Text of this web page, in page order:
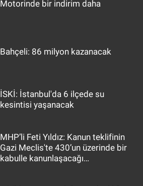
Motorinde bir indirim daha
Bahçeli: 86 milyon kazanacak
İSKİ: İstanbul'da 6 ilçede su
kesintisi yaşanacak
MHP’li Feti Yıldız: Kanun teklifinin
Gazi Meclis'te 430’un üzerinde bir
kabulle kanunlaşacağı